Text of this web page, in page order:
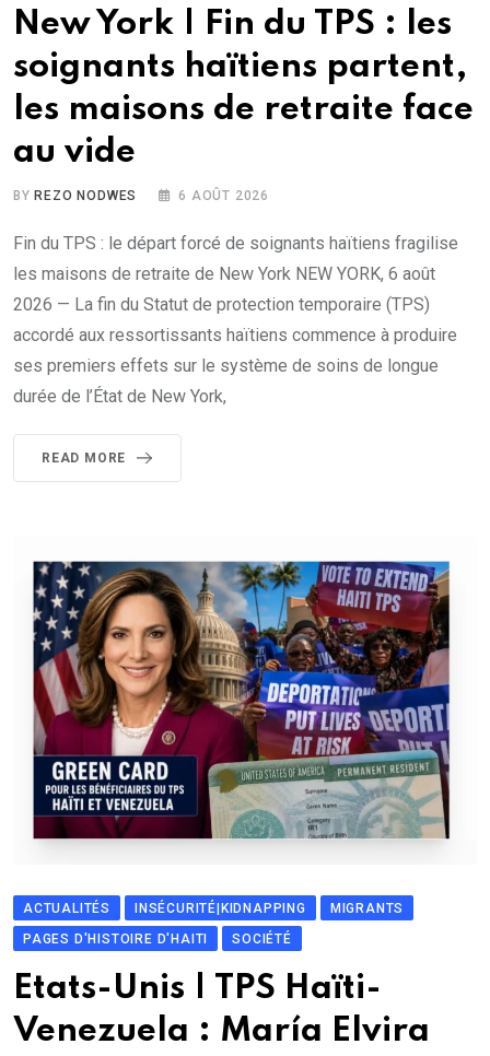
New York | Fin du TPS : les
soignants haïtiens partent,
les maisons de retraite face
au vide
BYREZO NODWES 6 AOÛT 2026
Fin du TPS : le départ forcé de soignants haïtiens fragilise
les maisons de retraite de New York NEW YORK, 6 août
2026 — La fin du Statut de protection temporaire (TPS)
accordé aux ressortissants haïtiens commence à produire
ses premiers effets sur le système de soins de longue
durée de l’État de New York,
READ MORE
ACTUALITÉS INSÉCURITÉ|KIDNAPPING
MIGRANTS
PAGES D'HISTOIRE D'HAITI
SOCIÉTÉ
Etats-Unis | TPS Haïti-
Venezuela : María Elvira